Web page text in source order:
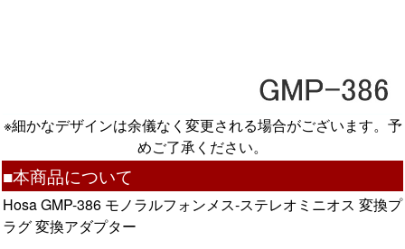
※細かなデザインは余儀なく変更される場合がございます。予
めご了承ください。
■本商品について
Hosa GMP-386 モノラルフォンメス-ステレオミニオス 変換プ
ラグ 変換アダプター